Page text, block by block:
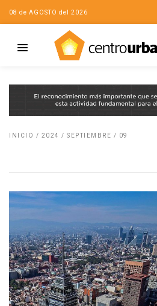
08 de AGOSTO del 2026
INICIO / 2024 / SEPTIEMBRE / 09